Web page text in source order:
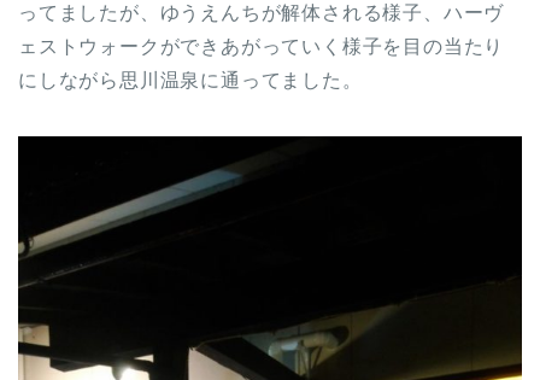
ってましたが、ゆうえんちが解体される様子、ハーヴ
ェストウォークができあがっていく様子を目の当たり
にしながら思川温泉に通ってました。